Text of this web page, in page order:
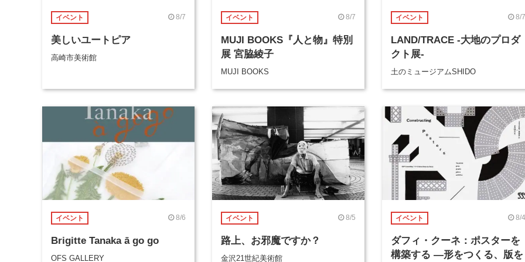
イベント 8/7
美しいユートピア
高崎市美術館
イベント 8/7
MUJI BOOKS『人と物』特別
展 宮脇綾子
MUJI BOOKS
イベント 8/7
LAND/TRACE -大地のプロダ
クト展-
土のミュージアムSHIDO
イベント 8/6
Brigitte Tanaka ā go go
OFS GALLERY
イベント 8/5
路上、お邪魔ですか？
金沢21世紀美術館
イベント 8/4
ダフィ・クーネ：ポスターを
構築する ―形をつくる、版を